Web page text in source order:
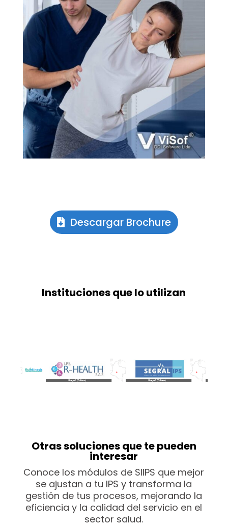
Descargar Brochure
Instituciones que lo utilizan
Otras soluciones que te pueden
interesar
Conoce los módulos de SIIPS que mejor
se ajustan a tu IPS y transforma la
gestión de tus procesos, mejorando la
eficiencia y la calidad del servicio en el
sector salud.